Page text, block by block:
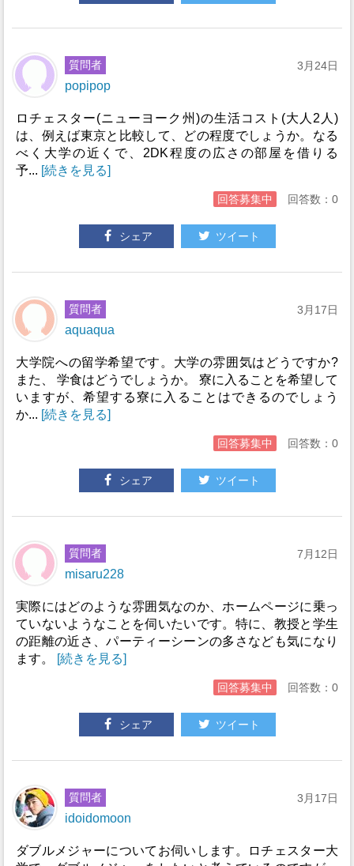
質問者
popipop
3月24日
ロチェスター(ニューヨーク州)の生活コスト(大人2人)
は、例えば東京と比較して、どの程度でしょうか。なる
べく大学の近くで、2DK程度の広さの部屋を借りる
予... [続きを見る]
回答募集中 回答数：0
シェア ツイート
質問者
aquaqua
3月17日
大学院への留学希望です。大学の雰囲気はどうですか?
また、 学食はどうでしょうか。 寮に入ることを希望して
いますが、希望する寮に入ることはできるのでしょう
か... [続きを見る]
回答募集中 回答数：0
シェア ツイート
質問者
misaru228
7月12日
実際にはどのような雰囲気なのか、ホームページに乗っ
ていないようなことを伺いたいです。特に、教授と学生
の距離の近さ、パーティーシーンの多さなども気になり
ます。
[続きを見る]
回答募集中 回答数：0
シェア ツイート
質問者
idoidomoon
3月17日
ダブルメジャーについてお伺いします。ロチェスター大